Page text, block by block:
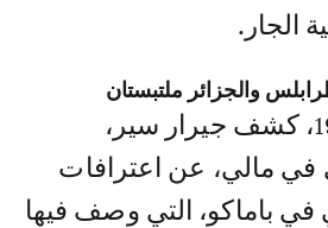
الجار.
والجزائر ملتبستان
يوم 26 دجنبر 1979، كشف جيرار سير،
في مالي، عن اعترافات
في باماكو، التي وصف فيها